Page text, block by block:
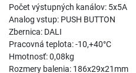
Počet výstupných kanálov: 5x5A
Analog vstup: PUSH BUTTON
Zbernica: DALI
Pracovná teplota: -10,+40°C
Hmotnosť: 0,08kg
Rozmery balenia: 186x29x21mm